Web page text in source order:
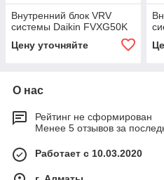
Внутренний блок VRV
системы Daikin FVXG50K
Цену уточняйте
О нас
Рейтинг не сформирован
Менее 5 отзывов за
Работает с 10.03.2020